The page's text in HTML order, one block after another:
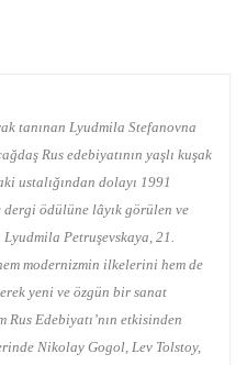
tanınan Lyudmila Stefanovna
Rus edebiyatının yaşlı kuşak
ustalığından dolayı 1991
dergi ödülüne lâyık görülen ve
Petruşevskaya, 21.
modernizmin ilkelerini hem de
yeni ve özgün bir sanat
Edebiyatı’nın etkisinden
Nikolay Gogol, Lev Tolstoy,